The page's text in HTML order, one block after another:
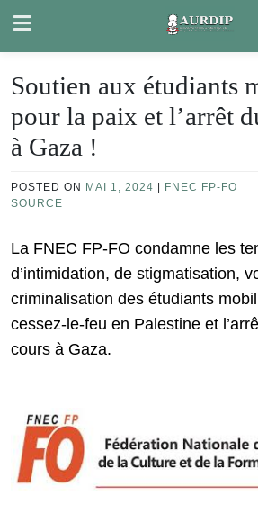
content
Soutien aux étudiants
pour la paix et l’arrêt
à Gaza !
POSTED ON MAI 1, 2024
FNEC FP-FO
SOURCE
La FNEC FP-FO condamne les
d’intimidation, de stigmatisation,
criminalisation des étudiants
cessez-le-feu en Palestine et
cours à Gaza.